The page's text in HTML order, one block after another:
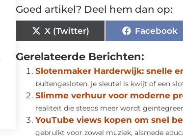
Goed artikel? Deel hem dan op:
X (Twitter) Facebook
Gerelateerde Berichten:
Slotenmaker Harderwijk: snelle
buitengesloten, je sleutel is kwijt of een
Slimme verhuur voor moderne
realiteit die steeds meer wordt
YouTube views kopen om snel
gebruikt voor zowel muziek, alsmede